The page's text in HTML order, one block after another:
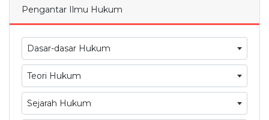
Pengantar Ilmu Hukum
Dasar-dasar Hukum
Teori Hukum
Sejarah Hukum